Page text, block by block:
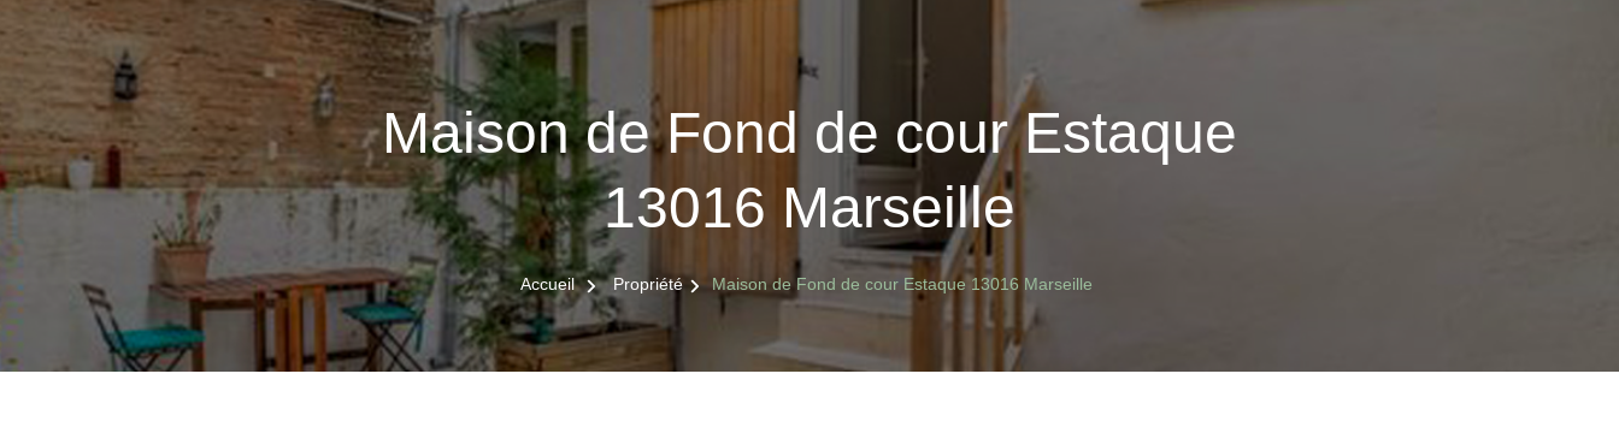
Maison de Fond de cour Estaque
13016 Marseille
Accueil Propriété Maison de Fond de cour Estaque 13016 Marseille